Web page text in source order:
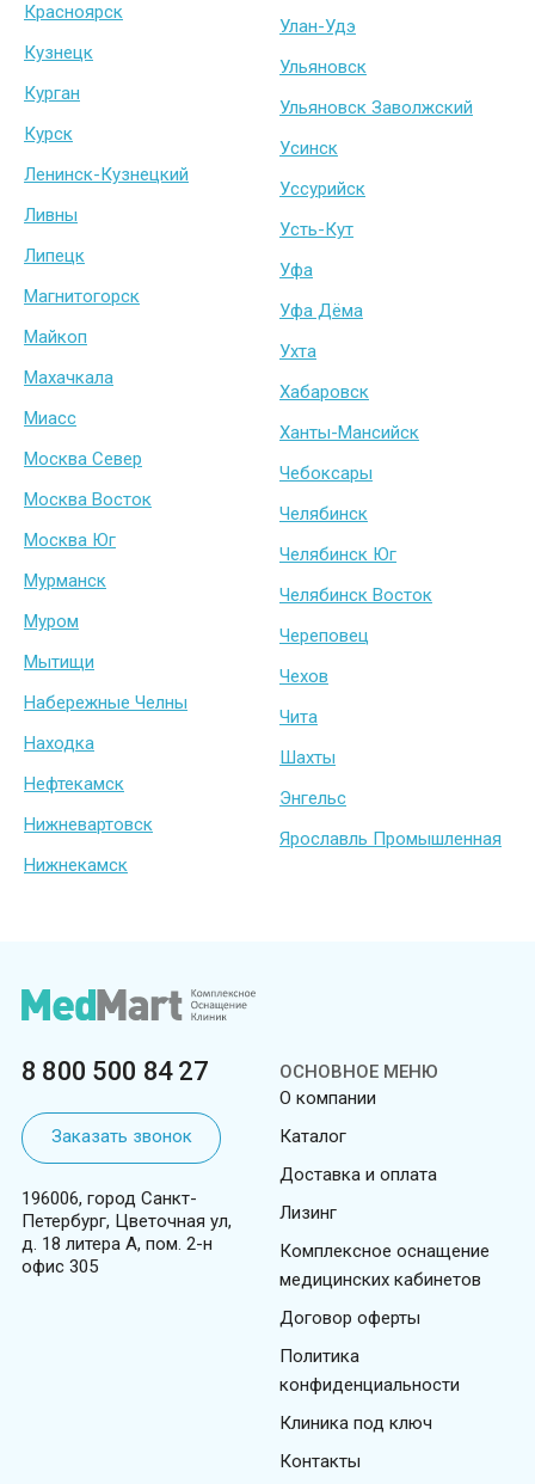
Красноярск
Кузнецк
Курган
Курск
Ленинск-Кузнецкий
Ливны
Липецк
Магнитогорск
Майкоп
Махачкала
Миасс
Москва Север
Москва Восток
Москва Юг
Мурманск
Муром
Мытищи
Набережные Челны
Находка
Нефтекамск
Нижневартовск
Нижнекамск
Улан-Удэ
Ульяновск
Ульяновск Заволжский
Усинск
Уссурийск
Усть-Кут
Уфа
Уфа Дёма
Ухта
Хабаровск
Ханты-Мансийск
Чебоксары
Челябинск
Челябинск Юг
Челябинск Восток
Череповец
Чехов
Чита
Шахты
Энгельс
Ярославль Промышленная
8 800 500 84 27
Заказать звонок
196006, город Санкт-
Петербург, Цветочная ул,
д. 18 литера А, пом. 2-н
офис 305
ОСНОВНОЕ МЕНЮ
О компании
Каталог
Доставка и оплата
Лизинг
Комплексное оснащение
медицинских кабинетов
Договор оферты
Политика
конфиденциальности
Клиника под ключ
Контакты